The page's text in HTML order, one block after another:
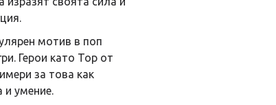
мотив в поп
Герои като Тор от
за това как
и умение.